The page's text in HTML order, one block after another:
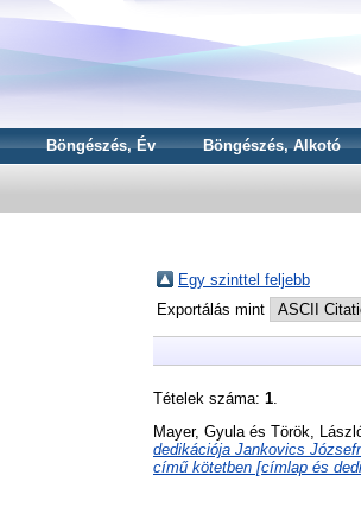
Böngészés, Év Böngészés, Alkotó
Egy szinttel feljebb
Exportálás mint
Tételek száma: 1
Mayer, Gyula és Török,
dedikációja Jankovics
című kötetben [címlap és